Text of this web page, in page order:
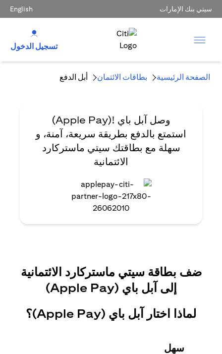
سيتي بنك الإمارات English
تسجيل الدخول
الصفحة الرئيسية بطاقات الائتمان أبل الدفع
وصل آبل باي !(Apple Pay)
استمتع بالدفع بطريقة سريعة، آمنة، و
سهلة مع بطاقتك سيتي ماستركارد
الائتمانية
ضف بطاقة سيتي ماستركارد الائتمانية
إلى آبل باي (Apple Pay)
لماذا اختار آبل باي (Apple Pay)؟
سهل